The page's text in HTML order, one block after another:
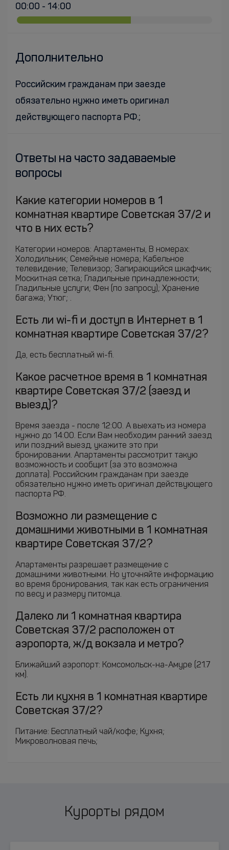
00:00 - 14:00
Дополнительно
Российским гражданам при заезде
обязательно нужно иметь оригинал
действующего паспорта РФ.;
Ответы на часто задаваемые
вопросы
Какие категории номеров в 1
комнатная квартире Советская 37/2 и
что в них есть?
Категории номеров: Апартаменты, В номерах:
Холодильник; Семейные номера; Кабельное
телевидение; Телевизор; Запирающийся шкафчик;
Москитная сетка; Гладильные принадлежности;
Гладильные услуги; Фен (по запросу); Хранение
багажа; Утюг; .
Есть ли wi-fi и доступ в Интернет в 1
комнатная квартире Советская 37/2?
Да, есть бесплатный wi-fi.
Какое расчетное время в 1 комнатная
квартире Советская 37/2 (заезд и
выезд)?
Время заезда - после 12:00. А выехать из номера
нужно до 14:00. Если Вам необходим ранний заезд
или поздний выезд, укажите это при
бронировании. Апартаменты рассмотрит такую
возможность и сообщит (за это возможна
доплата). Российским гражданам при заезде
обязательно нужно иметь оригинал действующего
паспорта РФ.
Возможно ли размещение с
домашними животными в 1 комнатная
квартире Советская 37/2?
Апартаменты разрешает размещение с
домашними животными. Но уточняйте информацию
во время бронирования, так как есть ограничения
по весу и размеру питомца.
Далеко ли 1 комнатная квартира
Советская 37/2 расположен от
аэропорта, ж/д вокзала и метро?
Ближайший аэропорт: Комсомольск-на-Амуре (21.7
км).
Есть ли кухня в 1 комнатная квартире
Советская 37/2?
Питание: Бесплатный чай/кофе; Кухня;
Микроволновая печь;
Курорты рядом